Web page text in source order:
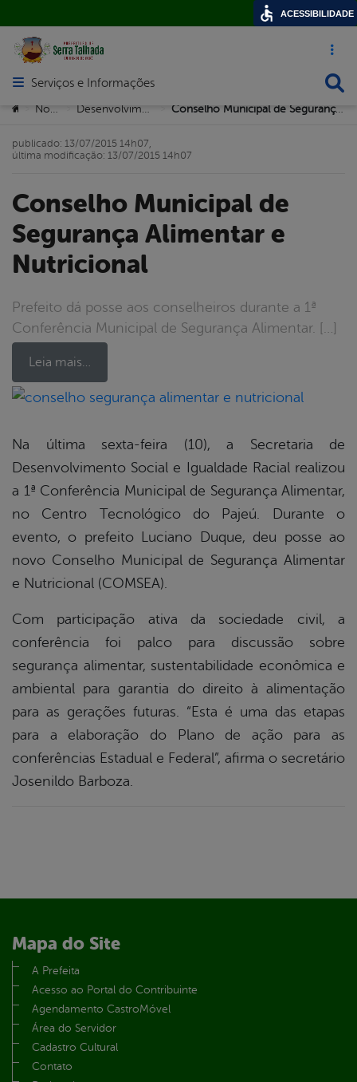
Acesso
Abrir menu principal de navegação
Serviços e Informações
Você está aqui:
> > > Conselho Municipal de Segurança Alimentar e Nutricional
Conselho Municipal de
Segurança Alimentar e
Nutricional
Prefeito dá posse aos conselheiros durante a 1ª
Conferência Municipal de Segurança Alimentar. […]
Leia mais…
publicado: 13/07/2015 14h07,
última modificação: 13/07/2015 14h07
Na última sexta-feira (10), a Secretaria de
Desenvolvimento Social e Igualdade Racial realizou
a 1ª Conferência Municipal de Segurança Alimentar,
no Centro Tecnológico do Pajeú. Durante o
evento, o prefeito Luciano Duque, deu posse ao
novo Conselho Municipal de Segurança Alimentar
e Nutricional (COMSEA).
Com participação ativa da sociedade civil, a
conferência foi palco para discussão sobre
segurança alimentar, sustentabilidade econômica e
ambiental para garantia do direito à alimentação
para as gerações futuras. “Esta é uma das etapas
para a elaboração do Plano de ação para as
conferências Estadual e Federal”, afirma o secretário
Josenildo Barboza.
Mapa do Site
A Prefeita
Acesso ao Portal do Contribuinte
Agendamento CastroMóvel
Área do Servidor
Cadastro Cultural
Contato
ACESSIBILIDADE